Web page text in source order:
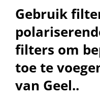
Gebruik
filters om
toe te
van Geel..